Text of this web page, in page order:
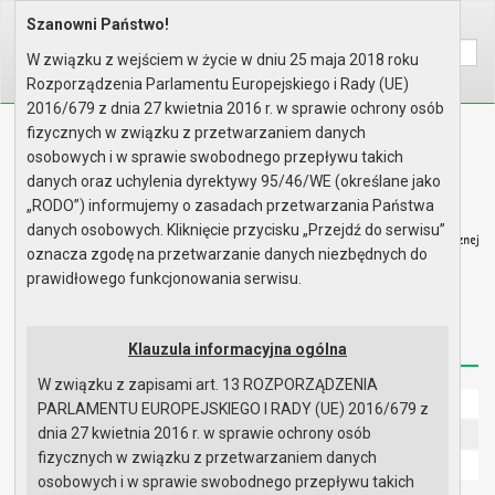
Home Informacje
A
Biuletyn Informacji Publicznej
Urząd Miasta i Gminy w Gryfinie
Instrukcja korzystania Dostępność
Strona główna
UMiG - telefony wewnętrzne
Ochrona danych osobowych
Szanowni Państwo!
W związku z wejściem w życie w dniu 25 maja 2018 roku
Rozporządzenia Parlamentu Europejskiego i Rady (UE)
2016/679 z dnia 27 kwietnia 2016 r. w sprawie ochrony osób
fizycznych w związku z przetwarzaniem danych
osobowych i w sprawie swobodnego przepływu takich
danych oraz uchylenia dyrektywy 95/46/WE (określane jako
„RODO”) informujemy o zasadach przetwarzania Państwa
danych osobowych. Kliknięcie przycisku „Przejdź do serwisu”
oznacza zgodę na przetwarzanie danych niezbędnych do
prawidłowego funkcjonowania serwisu.
Klauzula informacyjna ogólna
W związku z zapisami art. 13 ROZPORZĄDZENIA
PARLAMENTU EUROPEJSKIEGO I RADY (UE) 2016/679 z
dnia 27 kwietnia 2016 r. w sprawie ochrony osób
fizycznych w związku z przetwarzaniem danych
osobowych i w sprawie swobodnego przepływu takich